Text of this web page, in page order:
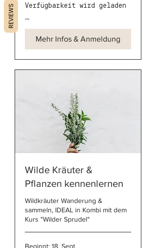
Verfügbarkeit wird geladen
...
Mehr Infos & Anmeldung
Wilde Kräuter &
Pflanzen kennenlernen
Wildkräuter Wanderung &
sammeln, IDEAL in Kombi mit dem
Kurs "Wilder Sprudel"
Beginnt: 18. Sept.
REVIEWS